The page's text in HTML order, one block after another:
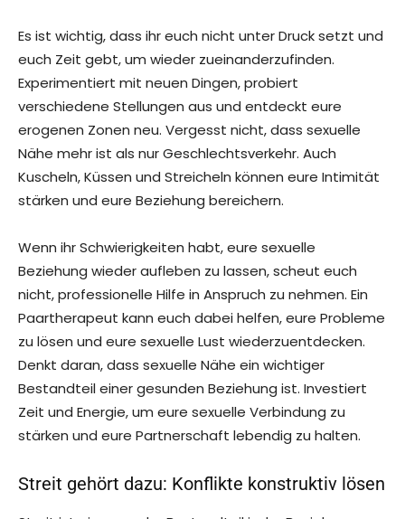
Es ist wichtig, dass ihr euch nicht unter Druck setzt und
euch Zeit gebt, um wieder zueinanderzufinden.
Experimentiert mit neuen Dingen, probiert
verschiedene Stellungen aus und entdeckt eure
erogenen Zonen neu. Vergesst nicht, dass sexuelle
Nähe mehr ist als nur Geschlechtsverkehr. Auch
Kuscheln, Küssen und Streicheln können eure Intimität
stärken und eure Beziehung bereichern.
Wenn ihr Schwierigkeiten habt, eure sexuelle
Beziehung wieder aufleben zu lassen, scheut euch
nicht, professionelle Hilfe in Anspruch zu nehmen. Ein
Paartherapeut kann euch dabei helfen, eure Probleme
zu lösen und eure sexuelle Lust wiederzuentdecken.
Denkt daran, dass sexuelle Nähe ein wichtiger
Bestandteil einer gesunden Beziehung ist. Investiert
Zeit und Energie, um eure sexuelle Verbindung zu
stärken und eure Partnerschaft lebendig zu halten.
Streit gehört dazu: Konflikte konstruktiv lösen